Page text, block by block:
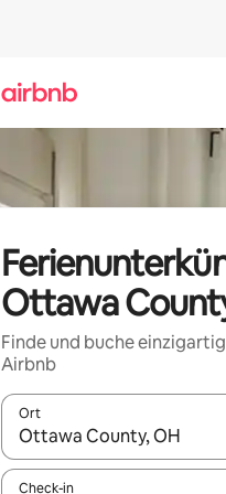
Ottawa
Finde und buche
Airbnb
Ort
Wenn Ergebnisse verfügbar
Check-in